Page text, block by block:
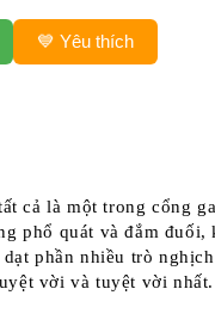
💙 Yêu thích
cả là một trong cổng
phổ quát và đắm đuối,
phần nhiều trò
vời và tuyệt vời nhất.